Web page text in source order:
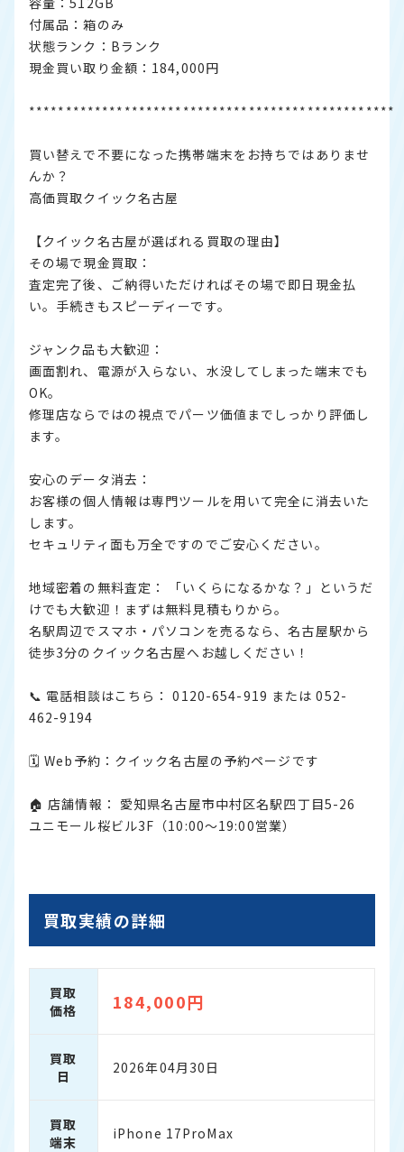
付属品：箱のみ
状態ランク：Bランク
現金買い取り金額：184,000円
**************************************************
買い替えで不要になった携帯端末をお持ちではありませ
んか？
高価買取クイック名古屋
【クイック名古屋が選ばれる買取の理由】
その場で現金買取：
査定完了後、ご納得いただければその場で即日現金払
い。手続きもスピーディーです。
ジャンク品も大歓迎：
画面割れ、電源が入らない、水没してしまった端末でも
OK。
修理店ならではの視点でパーツ価値までしっかり評価し
ます。
安心のデータ消去：
お客様の個人情報は専門ツールを用いて完全に消去いた
します。
セキュリティ面も万全ですのでご安心ください。
地域密着の無料査定： 「いくらになるかな？」というだ
けでも大歓迎！まずは無料見積もりから。
名駅周辺でスマホ・パソコンを売るなら、名古屋駅から
徒歩3分のクイック名古屋へお越しください！
📞 電話相談はこちら： 0120-654-919 または 052-
462-9194
🗓 Web予約： クイック名古屋の予約ページです
🏠 店舗情報： 愛知県名古屋市中村区名駅四丁目5-26
ユニモール桜ビル3F（10:00〜19:00営業）
買取実績の詳細
買取
価格
184,000円
買取
日
2026年04月30日
買取
端末
iPhone 17ProMax